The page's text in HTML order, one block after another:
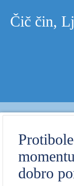
Čič čin,
dobro